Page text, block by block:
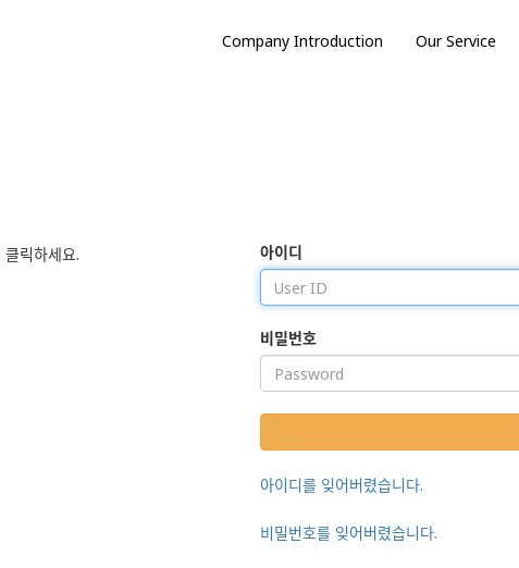
Company Introduction Our Service
릭하세요. 아이디
비밀번호
아이디를 잊어버렸습니다.
비밀번호를 잊어버렸습니다.